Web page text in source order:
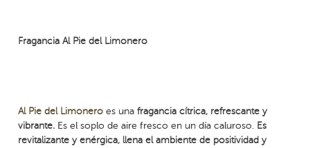
Fragancia Al Pie del Limonero
Al Pie del Limonero es unafragancia cítrica, refrescante y
vibrante. Es el soplo de aire fresco en un día caluroso. Es
revitalizante y enérgica, llena el ambiente de positividad y